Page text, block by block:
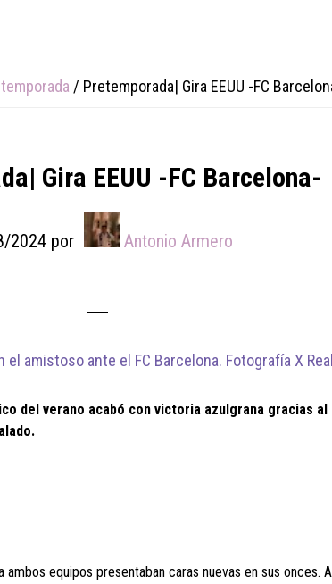
/ Pretemporada| Gira EEUU -FC
Gira EEUU -FC Barcelona-
2024 por Antonio Armero
amistoso ante el FC Barcelona. Fotografía X
del verano acabó con victoria azulgrana gracias
equipos presentaban caras nuevas en sus onces.